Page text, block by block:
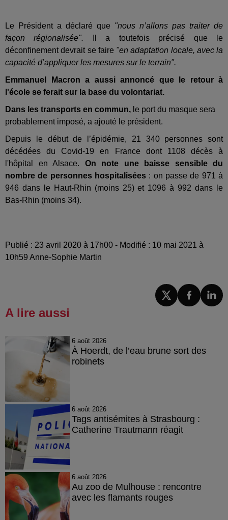
Le Président a déclaré que "nous n’allons pas traiter de
façon régionalisée". Il a toutefois précisé que le
déconfinement devrait se faire "en adaptation locale, avec la
capacité d’appliquer les mesures sur le terrain".
Emmanuel Macron a aussi annoncé que le retour à
l'école se ferait sur la base du volontariat.
Dans les transports en commun, le port du masque sera
probablement imposé, a ajouté le président.
Depuis le début de l’épidémie, 21 340 personnes sont
décédées du Covid-19 en France dont 1108 décès à
l'hôpital en Alsace. On note une baisse sensible du
nombre de personnes hospitalisées : on passe de 971 à
946 dans le Haut-Rhin (moins 25) et 1096 à 992 dans le
Bas-Rhin (moins 34).
Publié : 23 avril 2020 à 17h00 - Modifié : 10 mai 2021 à
10h59 Anne-Sophie Martin
A lire aussi
6 août 2026
À Hoerdt, de l’eau brune sort des
robinets
6 août 2026
Tags antisémites à Strasbourg :
Catherine Trautmann réagit
6 août 2026
Au zoo de Mulhouse : rencontre
avec les flamants rouges